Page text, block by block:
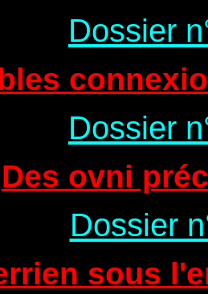
Dossier
Dossier
Des ovni
Dossier
sous